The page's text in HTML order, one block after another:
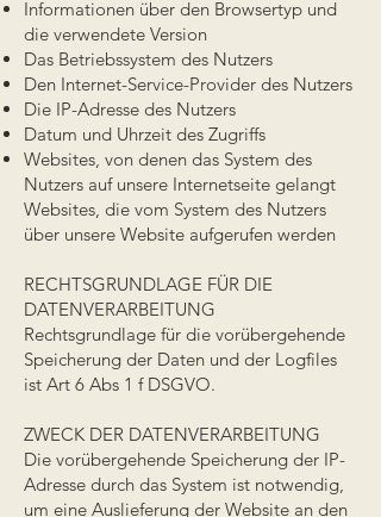
Informationen über den Browsertyp und
die verwendete Version
Das Betriebssystem des Nutzers
Den Internet-Service-Provider des Nutzers
Die IP-Adresse des Nutzers
Datum und Uhrzeit des Zugriffs
Websites, von denen das System des
Nutzers auf unsere Internetseite gelangt
Websites, die vom System des Nutzers
über unsere Website aufgerufen werden
RECHTSGRUNDLAGE FÜR DIE
DATENVERARBEITUNG
Rechtsgrundlage für die vorübergehende
Speicherung der Daten und der Logfiles
ist Art 6 Abs 1 f DSGVO.
ZWECK DER DATENVERARBEITUNG
Die vorübergehende Speicherung der IP-
Adresse durch das System ist notwendig,
um eine Auslieferung der Website an den